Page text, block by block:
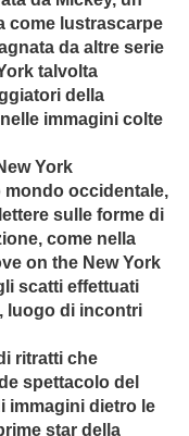
come lustrascarpe
da altre serie
talvolta
della
immagini colte
York
mondo occidentale,
sulle forme di
come nella
on the New York
scatti effettuati
luogo di incontri
ritratti che
spettacolo del
immagini dietro le
star della